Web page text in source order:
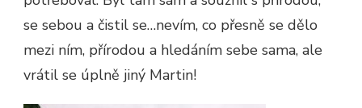
se sebou a čistil se…nevím, co přesně se dělo
mezi ním, přírodou a hledáním sebe sama, ale
vrátil se úplně jiný Martin!